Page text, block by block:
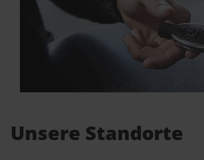
Unsere Standorte